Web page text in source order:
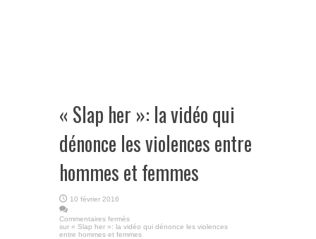
« Slap her »: la vidéo qui
dénonce les violences entre
hommes et femmes
10 février 2016
Commentaires fermés
sur « Slap her »: la vidéo qui dénonce les violences
entre hommes et femmes